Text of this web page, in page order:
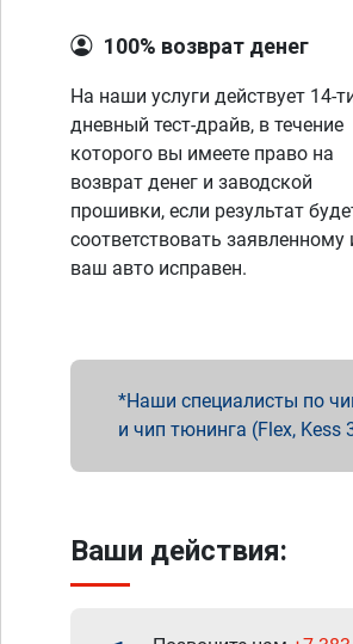
100% возврат денег
На наши услуги действует 14-
дневный тест-драйв, в течение
которого вы имеете право на
возврат денег и заводской
прошивки, если результат
соответствовать заявленному
ваш авто исправен.
Наши специалисты по
и чип тюнинга (Flex, Kess
Ваши действия: